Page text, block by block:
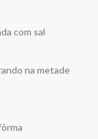
com sal
na metade